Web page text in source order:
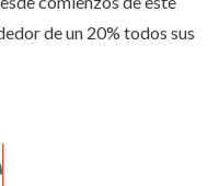
de un 20% todos sus